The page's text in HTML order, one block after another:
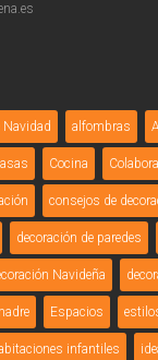
Navidad alfombras
Cocina
consejos de
decoración de paredes
Navideña
Espacios
infantiles